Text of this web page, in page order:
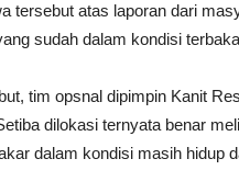
tersebut atas laporan dari
sudah dalam kondisi
tim opsnal dipimpin Kanit
dilokasi ternyata benar
dalam kondisi masih hidup